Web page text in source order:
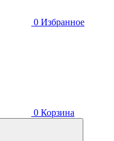
0 Избранное
0 Корзина